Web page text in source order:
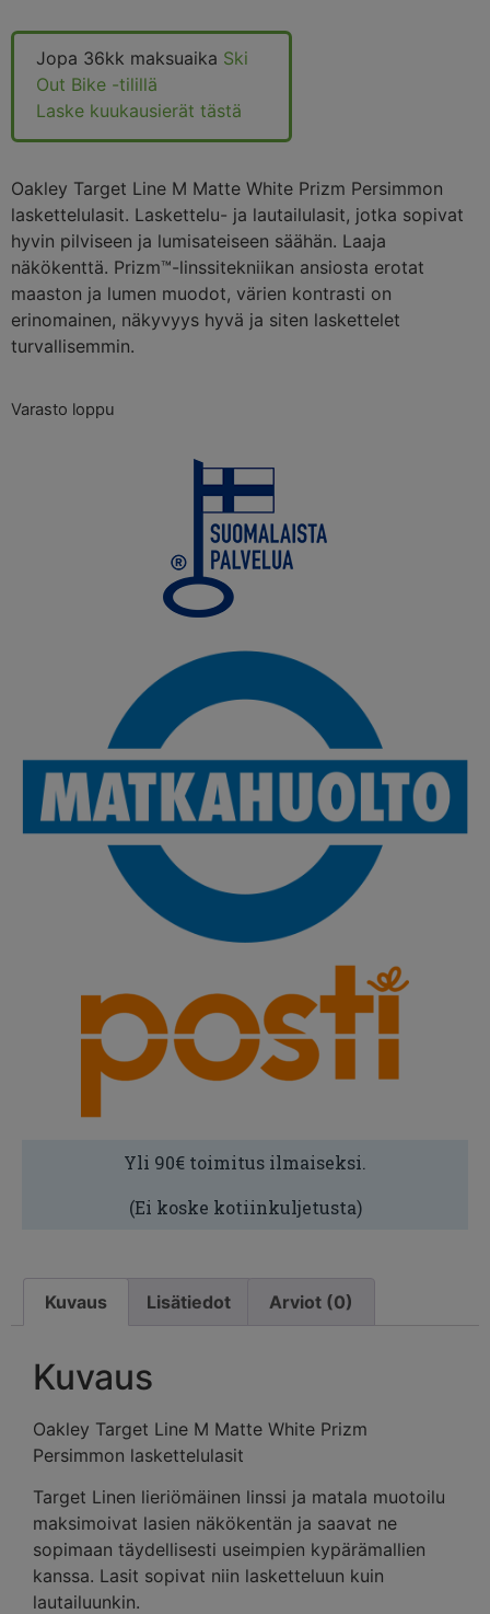
Jopa 36kk maksuaika Ski
Out Bike -tilillä
Laske kuukausierät tästä
Oakley Target Line M Matte White Prizm Persimmon
laskettelulasit. Laskettelu- ja lautailulasit, jotka sopivat
hyvin pilviseen ja lumisateiseen säähän. Laaja
näkökenttä. Prizm™-linssitekniikan ansiosta erotat
maaston ja lumen muodot, värien kontrasti on
erinomainen, näkyvyys hyvä ja siten laskettelet
turvallisemmin.
Varasto loppu
Yli 90€ toimitus ilmaiseksi.
(Ei koske kotiinkuljetusta)
Kuvaus Lisätiedot Arviot (0)
Kuvaus
Oakley Target Line M Matte White Prizm
Persimmon laskettelulasit
Target Linen lieriömäinen linssi ja matala muotoilu
maksimoivat lasien näkökentän ja saavat ne
sopimaan täydellisesti useimpien kypärämallien
kanssa. Lasit sopivat niin lasketteluun kuin
lautailuunkin.